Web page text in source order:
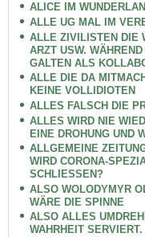
ALICE IM
ALLE UG MAL IM
ALLE ZIVILISTEN DIE
ARZT USW.
GALTEN ALS
ALLE DIE DA
KEINE VOLLIDIOTEN
ALLES FALSCH DIE
ALLES WIRD NIE
EINE DROHUNG UND
ALLGEMEINE
WIRD CORONA-
SCHLIESSEN?
ALSO WOLODYMYR
WÄRE DIE SPINNE
ALSO ALLES
WAHRHEIT SERVIERT.